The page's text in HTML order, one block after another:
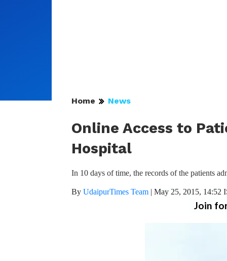
Home News
Online Access to
Hospital
In 10 days of time, the records of the patients
By UdaipurTimes Team | May 25, 2015, 14:52
Join